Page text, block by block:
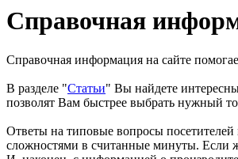
Справочная
Справочная информация на сайте
В разделе "Статьи" Вы найдете
позволят Вам быстрее выбрать нужный
Ответы на типовые вопросы посетителей
сложностями в считанные минуты. Если